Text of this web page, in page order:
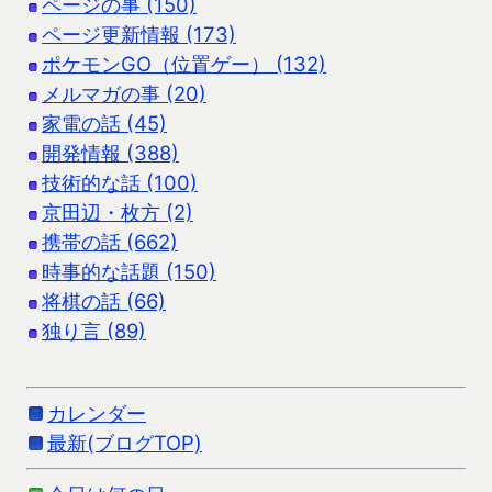
ページ更新情報 (173)
ポケモンGO（位置ゲー） (132)
メルマガの事 (20)
家電の話 (45)
開発情報 (388)
技術的な話 (100)
京田辺・枚方 (2)
携帯の話 (662)
時事的な話題 (150)
将棋の話 (66)
独り言 (89)
カレンダー
最新(ブログTOP)